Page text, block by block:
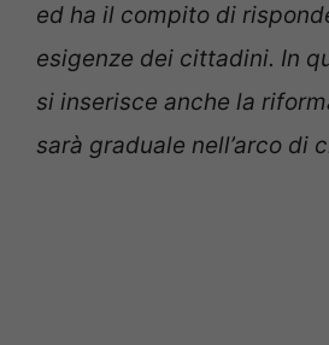
ed ha il compito di
esigenze dei cittadini. In
si inserisce anche la
sarà graduale nell’arco di